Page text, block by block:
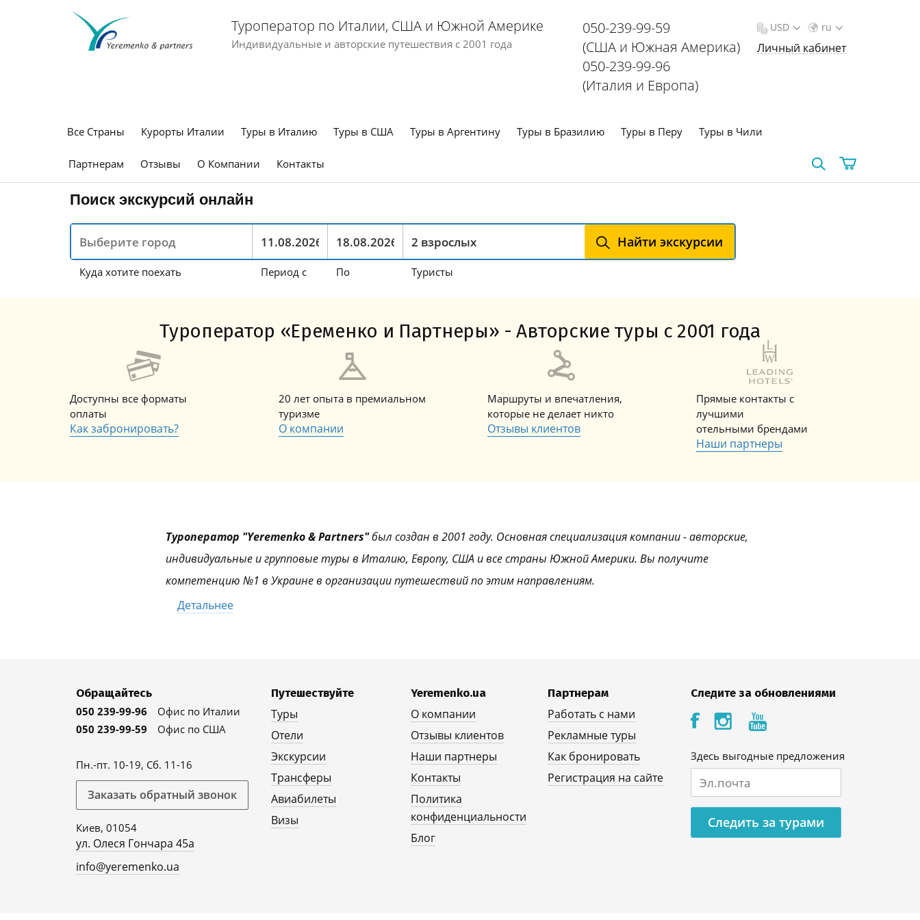
Туроператор по Италии, США и Южной Америке
Индивидуальные и авторские путешествия с 2001 года
050-239-99-59
(США и Южная Америка)
050-239-99-96
(Италия и Европа)
ru
USD
Личный кабинет
Все Страны Курорты Италии Туры в Италию Туры в США Туры в Аргентину Туры в Бразилию Туры в Перу Туры в Чили
Партнерам Отзывы О Компании Контакты
Поиск экскурсий онлайн
Найти экскурсии
Куда хотите поехать Период с По Туристы
Туроператор «Еременко и Партнеры» - Авторские туры с 2001 года
Доступны все форматы
оплаты
Как забронировать?
20 лет опыта в премиальном
туризме
О компании
Маршруты и впечатления,
которые не делает никто
Отзывы клиентов
Прямые контакты с
лучшими
отельными брендами
Наши партнеры
Туроператор "Yeremenko & Partners"был создан в 2001 году. Основная специализация компании - авторские,
индивидуальные и групповые туры в Италию, Европу, США и все страны Южной Америки. Вы получите
компетенцию №1 в Украине в организации путешествий по этим направлениям.
Детальнее
Обращайтесь
050 239-99-96
Офис по Италии
050 239-99-59
Офис по США
Пн.-пт. 10-19, Сб. 11-16
Заказать обратный звонок
Киев, 01054
ул. Олеся Гончара 45а
info@yeremenko.ua
Путешествуйте
Туры
Отели
Экскурсии
Трансферы
Авиабилеты
Визы
Yeremenko.ua
О компании
Отзывы клиентов
Наши партнеры
Контакты
Политика
конфиденциальности
Блог
Партнерам
Работать с нами
Рекламные туры
Как бронировать
Регистрация на сайте
Следите за обновлениями
Здесь выгодные предложения
Следить за турами